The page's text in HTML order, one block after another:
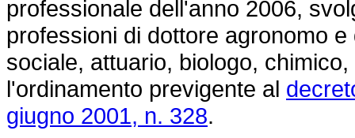
professionale dell'anno 2006,
professioni di dottore agronomo
sociale, attuario, biologo,
l'ordinamento previgente al
giugno 2001, n. 328.